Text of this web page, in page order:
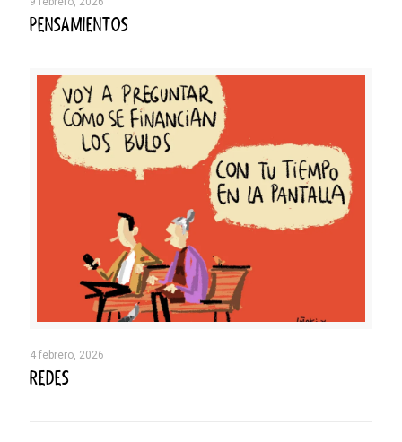
PENSAMIENTOS
4 febrero, 2026
REDES